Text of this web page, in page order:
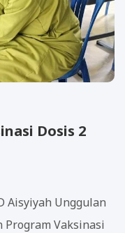
Dosis 2
Aisyiyah Unggulan
Program Vaksinasi